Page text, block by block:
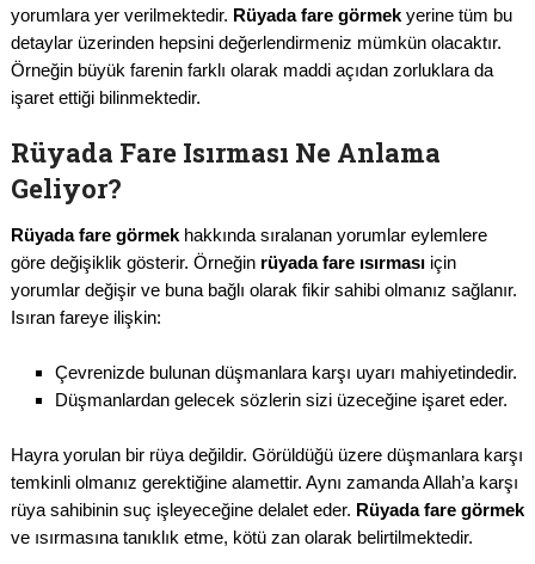
yorumlara yer verilmektedir. Rüyada fare görmek yerine tüm bu
detaylar üzerinden hepsini değerlendirmeniz mümkün olacaktır.
Örneğin büyük farenin farklı olarak maddi açıdan zorluklara da
işaret ettiği bilinmektedir.
Rüyada Fare Isırması Ne Anlama
Geliyor?
Rüyada fare görmek hakkında sıralanan yorumlar eylemlere
göre değişiklik gösterir. Örneğin rüyada fare ısırması için
yorumlar değişir ve buna bağlı olarak fikir sahibi olmanız sağlanır.
Isıran fareye ilişkin:
Çevrenizde bulunan düşmanlara karşı uyarı mahiyetindedir.
Düşmanlardan gelecek sözlerin sizi üzeceğine işaret eder.
Hayra yorulan bir rüya değildir. Görüldüğü üzere düşmanlara karşı
temkinli olmanız gerektiğine alamettir. Aynı zamanda Allah’a karşı
rüya sahibinin suç işleyeceğine delalet eder. Rüyada fare görmek
ve ısırmasına tanıklık etme, kötü zan olarak belirtilmektedir.